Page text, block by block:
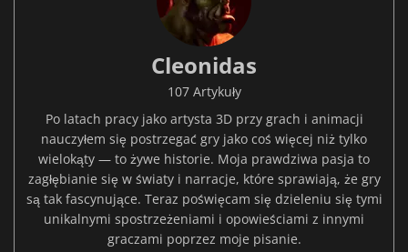
Cleonidas
107 Artykuły
Po latach pracy jako artysta 3D przy grach i animacji
nauczyłem się postrzegać gry jako coś więcej niż tylko
wielokąty — to żywe historie. Moja prawdziwa pasja to
zagłębianie się w światy i narracje, które sprawiają, że gry
są tak fascynujące. Teraz poświęcam się dzieleniu się tymi
unikalnymi spostrzeżeniami i opowieściami z innymi
graczami poprzez moje pisanie.